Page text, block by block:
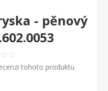
- pěnový
tohoto produktu